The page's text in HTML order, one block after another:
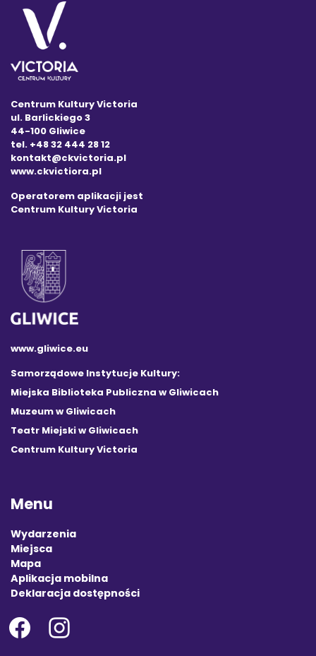
Centrum Kultury Victoria
ul. Barlickiego 3
44-100 Gliwice
tel. +48 32 444 28 12
kontakt@ckvictoria.pl
www.ckvictiora.pl
Operatorem aplikacji jest
Centrum Kultury Victoria
www.gliwice.eu
Samorządowe Instytucje Kultury:
Miejska Biblioteka Publiczna w Gliwicach
Muzeum w Gliwicach
Teatr Miejski w Gliwicach
Centrum Kultury Victoria
Menu
Wydarzenia
Miejsca
Mapa
Aplikacja mobilna
Deklaracja dostępności